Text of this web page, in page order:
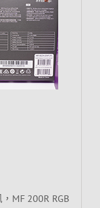
MF 200R RGB